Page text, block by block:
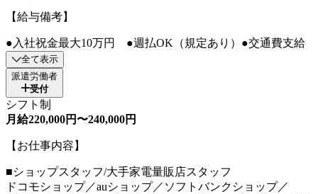
【給与備考】
●入社祝金最大10万円 ●週払OK（規定あり）●交通費支給
全て表示
派遣労働者
受付
シフト制
月給220,000円〜240,000円
【お仕事内容】
■ショップスタッフ/大手家電量販店スタッフ
ドコモショップ／auショップ／ソフトバンクショップ／